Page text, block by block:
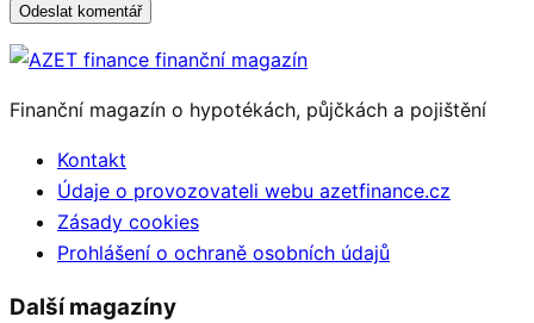
Odeslat komentář
Finanční magazín o hypotékách, půjčkách a pojištění
Kontakt
Údaje o provozovateli webu azetfinance.cz
Zásady cookies
Prohlášení o ochraně osobních údajů
Další magazíny